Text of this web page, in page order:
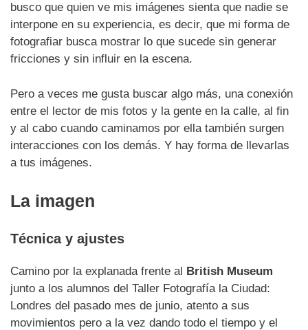
busco que quien ve mis imágenes sienta que nadie se
interpone en su experiencia, es decir, que mi forma de
fotografiar busca mostrar lo que sucede sin generar
fricciones y sin influir en la escena.
Pero a veces me gusta buscar algo más, una conexión
entre el lector de mis fotos y la gente en la calle, al fin
y al cabo cuando caminamos por ella también surgen
interacciones con los demás. Y hay forma de llevarlas
a tus imágenes.
La imagen
Técnica y ajustes
Camino por la explanada frente al British Museum
junto a los alumnos del Taller Fotografía la Ciudad:
Londres del pasado mes de junio, atento a sus
movimientos pero a la vez dando todo el tiempo y el